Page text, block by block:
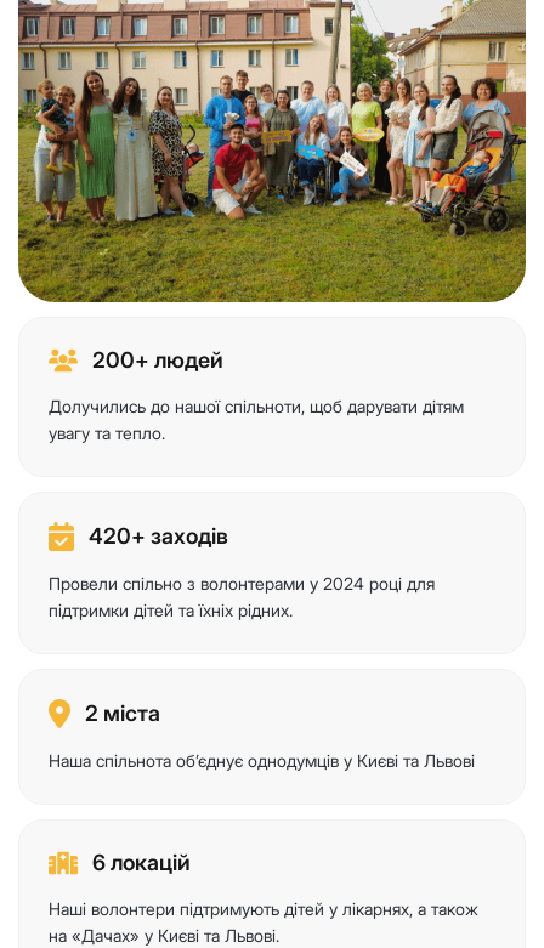
200+ людей
Долучились до нашої спільноти, щоб дарувати дітям
увагу та тепло.
420+ заходів
Провели спільно з волонтерами у 2024 році для
підтримки дітей та їхніх рідних.
2 міста
Наша спільнота об’єднує однодумців у Києві та Львові
6 локацій
Наші волонтери підтримують дітей у лікарнях, а також
на «Дачах» у Києві та Львові.